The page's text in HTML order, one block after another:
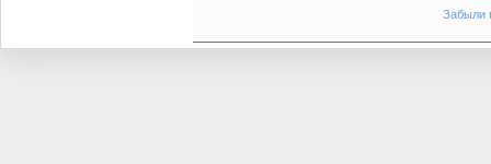
Забыли